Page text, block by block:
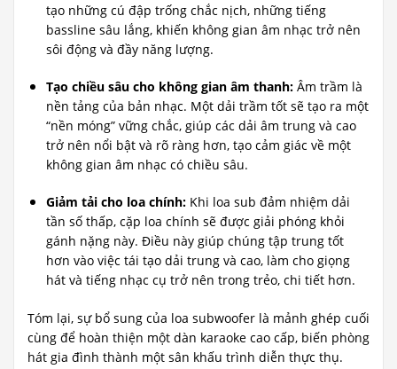
tạo những cú đập trống chắc nịch, những tiếng
bassline sâu lắng, khiến không gian âm nhạc trở nên
sôi động và đầy năng lượng.
Tạo chiều sâu cho không gian âm thanh:Âm trầm là
nền tảng của bản nhạc. Một dải trầm tốt sẽ tạo ra một
“nền móng” vững chắc, giúp các dải âm trung và cao
trở nên nổi bật và rõ ràng hơn, tạo cảm giác về một
không gian âm nhạc có chiều sâu.
Giảm tải cho loa chính:Khi loa sub đảm nhiệm dải
tần số thấp, cặp loa chính sẽ được giải phóng khỏi
gánh nặng này. Điều này giúp chúng tập trung tốt
hơn vào việc tái tạo dải trung và cao, làm cho giọng
hát và tiếng nhạc cụ trở nên trong trẻo, chi tiết hơn.
Tóm lại, sự bổ sung của loa subwoofer là mảnh ghép cuối
cùng để hoàn thiện một dàn karaoke cao cấp, biến phòng
hát gia đình thành một sân khấu trình diễn thực thụ.